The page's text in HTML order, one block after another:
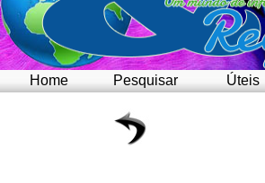
Home Pesquisar Úteis